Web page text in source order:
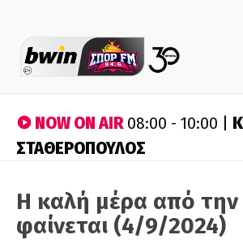
NOW ON AIR08:00 - 10:00 |
ΣΤΑΘΕΡΟΠΟΥΛΟΣ
Η καλή μέρα από
φαίνεται (4/9/2024)